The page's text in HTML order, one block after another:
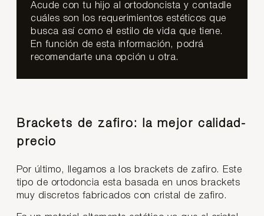
Acude con tu hijo al ortodoncista y contadle
cuáles son los requerimientos estéticos que
busca así como el estilo de vida que tiene.
En función de esta información, podrá
recomendarte una opción u otra.
Brackets de zafiro: la mejor calidad-
precio
Por último, llegamos a los brackets de zafiro. Este
tipo de ortodoncia esta basada en unos brackets
muy discretos fabricados con cristal de zafiro.